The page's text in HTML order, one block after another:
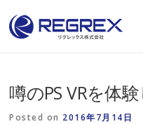
content
噂のPS VRを体
Posted on 2016年7月14日